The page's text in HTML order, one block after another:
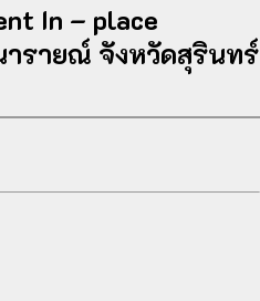
In – place
ารายณ์ จังหวัดสุรินทร์